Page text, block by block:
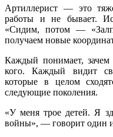
Артиллерист — это
работы и не бывает.
«Сидим, потом —
получаем новые
Каждый понимает, зачем
кого. Каждый видит
которые в целом
следующие поколения.
«У меня трое детей. Я
войны», — говорит один